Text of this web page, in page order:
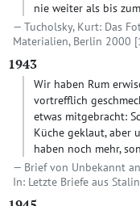
nie weiter als bis
Tucholsky, Kurt: Das
Materialien, Berlin 2000
1943
Wir haben Rum
vortrefflich
etwas mitgebracht:
Küche geklaut, aber
haben noch mehr,
Brief von Unbekannt
In: Letzte Briefe aus